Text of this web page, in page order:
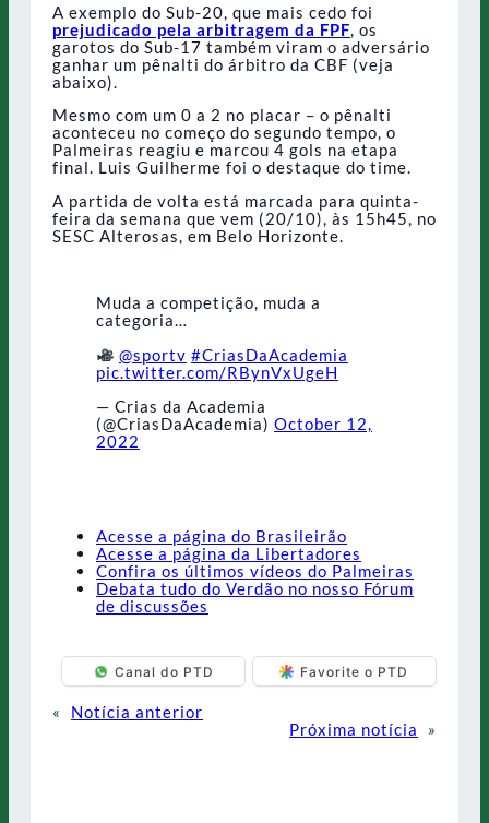
A exemplo do Sub-20, que mais cedo foi
prejudicado pela arbitragem da FPF , os
garotos do Sub-17 também viram o adversário
ganhar um pênalti do árbitro da CBF (veja
abaixo).
Mesmo com um 0 a 2 no placar – o pênalti
aconteceu no começo do segundo tempo, o
Palmeiras reagiu e marcou 4 gols na etapa
final. Luis Guilherme foi o destaque do time.
A partida de volta está marcada para quinta-
feira da semana que vem (20/10), às 15h45, no
SESC Alterosas, em Belo Horizonte.
Muda a competição, muda a
categoria…
@sportv #CriasDaAcademia
pic.twitter.com/RBynVxUgeH
— Crias da Academia
(@CriasDaAcademia) October 12,
2022
Acesse a página do Brasileirão
Acesse a página da Libertadores
Confira os últimos vídeos do Palmeiras
Debata tudo do Verdão no nosso Fórum
de discussões
Canal do PTD Favorite o PTD
«
Notícia anterior
Próxima notícia
»